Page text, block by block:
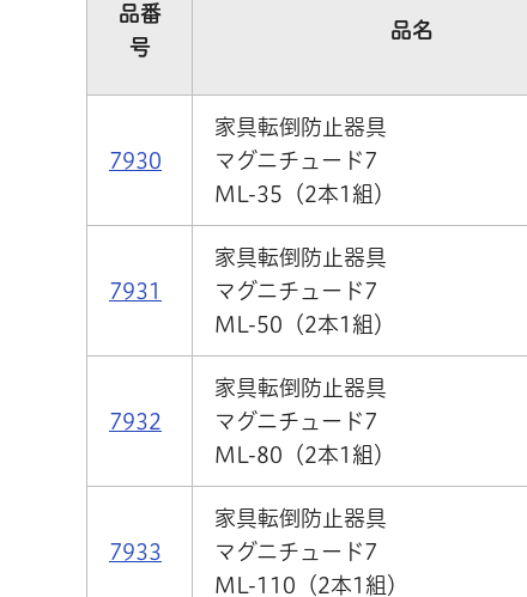
品番
号
品名
7930
家具転倒防止器具
マグニチュード7
ML-35（2本1組）
7931
家具転倒防止器具
マグニチュード7
ML-50（2本1組）
7932
家具転倒防止器具
マグニチュード7
ML-80（2本1組）
7933
家具転倒防止器具
マグニチュード7
ML-110（2本1組）